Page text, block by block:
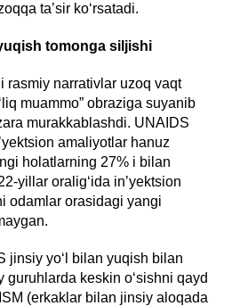
ta’sir ko‘rsatadi.
tomonga siljishi
rasmiy narrativlar uzoq vaqt
muammo” obraziga suyanib
murakkablashdi. UNAIDS
amaliyotlar hanuz
holatlarning 27% i bilan
yillar oralig‘ida inʼyektsion
odamlar orasidagi yangi
jinsiy yo‘l bilan yuqish bilan
guruhlarda keskin o‘sishni qayd
(erkaklar bilan jinsiy aloqada